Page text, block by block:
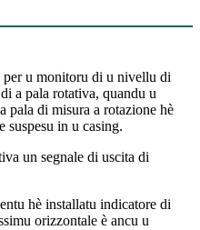
u monitoru di u nivellu di
a pala rotativa, quandu u
pala di misura a rotazione hè
suspesu in u casing.
un segnale di uscita di
hè installatu indicatore di
orizzontale è ancu u